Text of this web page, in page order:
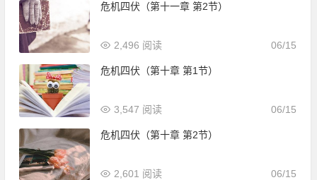
危机四伏（第十一章 第2节）
06/15
2,496 阅读
危机四伏（第十章 第1节）
06/15
3,547 阅读
危机四伏（第十章 第2节）
06/15
2,601 阅读